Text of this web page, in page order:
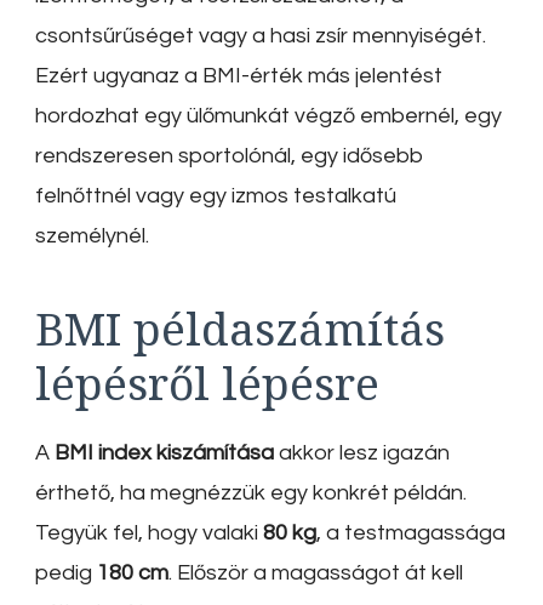
csontsűrűséget vagy a hasi zsír mennyiségét.
Ezért ugyanaz a BMI-érték más jelentést
hordozhat egy ülőmunkát végző embernél, egy
rendszeresen sportolónál, egy idősebb
felnőttnél vagy egy izmos testalkatú
személynél.
BMI példaszámítás
lépésről lépésre
A BMI index kiszámítása akkor lesz igazán
érthető, ha megnézzük egy konkrét példán.
Tegyük fel, hogy valaki 80 kg, a testmagassága
pedig 180 cm. Először a magasságot át kell